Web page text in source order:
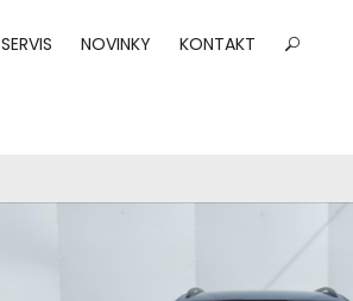
SERVIS NOVINKY KONTAKT